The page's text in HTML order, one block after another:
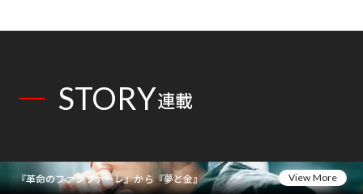
STORY連載
『革命のファンファーレ』から『夢と金』
View More